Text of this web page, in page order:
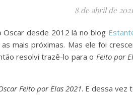
8 de abril de 2021
Oscar desde 2012 lá no blog
mais próximas. Mas ele foi
resolvi trazê-lo para o Feito por
Feito por Elas 2021. E dessa vez